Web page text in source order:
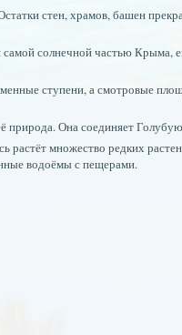
стен, храмов, башен
солнечной частью Крыма,
ступени, а смотровые
природа. Она соединяет
растёт множество редких
водоёмы с пещерами.